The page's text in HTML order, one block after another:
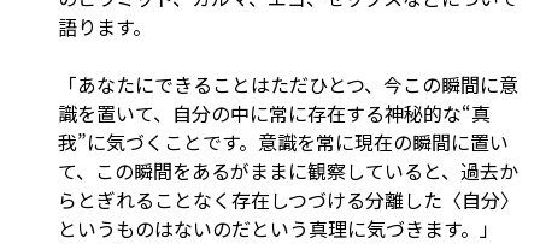
語ります。
「あなたにできることはただひとつ、今この瞬間に意
識を置いて、自分の中に常に存在する神秘的な“真
我”に気づくことです。意識を常に現在の瞬間に置い
て、この瞬間をあるがままに観察していると、過去か
らとぎれることなく存在しつづける分離した〈自分〉
というものはないのだという真理に気づきます。」